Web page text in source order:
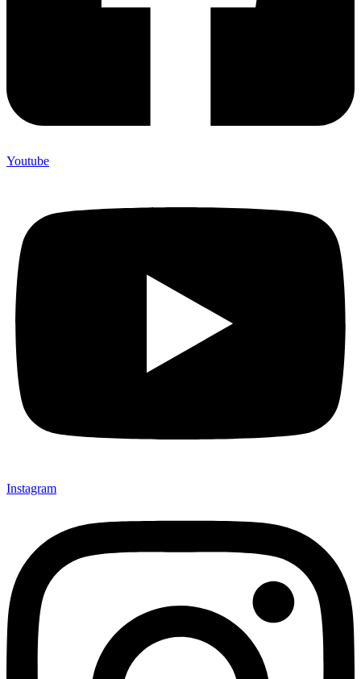
Youtube
Instagram